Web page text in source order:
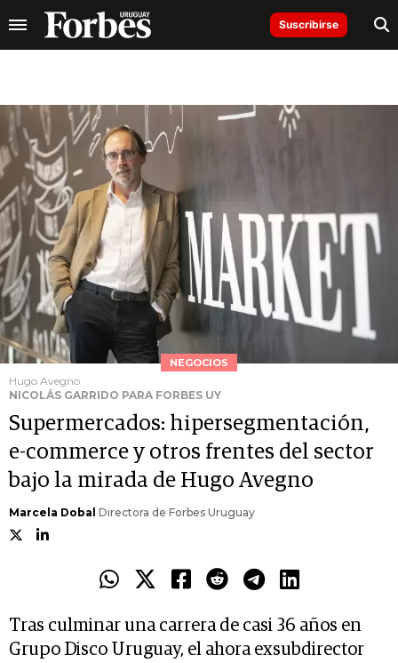
Suscribirse
NEGOCIOS
Hugo Avegno
NICOLÁS GARRIDO PARA FORBES UY
Supermercados: hipersegmentación,
e-commerce y otros frentes del sector
bajo la mirada de Hugo Avegno
Marcela Dobal Directora de Forbes Uruguay
Tras culminar una carrera de casi 36 años en
Grupo Disco Uruguay, el ahora exsubdirector